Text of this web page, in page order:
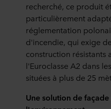
recherché, ce produit
particulièrement
réglementation
d'incendie, qui exige
construction résistants
l'Euroclasse A2 dans
situées à plus de 25
Une solution de